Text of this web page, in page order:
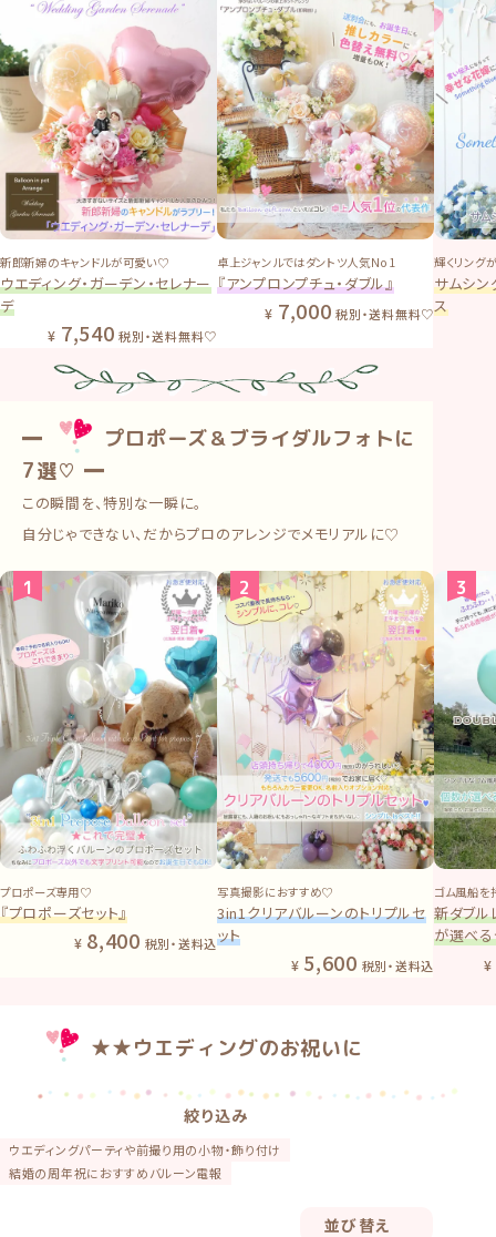
新郎新婦のキャンドルが可愛い♡
ウエディング・ガーデン・セレナー
デ
7,540 税別・送料無料♡
卓上ジャンルではダントツ人気No1
『アンプロンプチュ・ダブル』
7,000 税別・送料無料♡
輝くリング
サムシン
ス
━
プロポーズ＆ブライダルフォトに
7選♡ ━
この瞬間を、特別な一瞬に。
自分じゃできない、だからプロのアレンジでメモリアルに♡
プロポーズ専用♡
『プロポーズセット』
8,400 税別・送料込
写真撮影におすすめ♡
3in1クリアバルーンのトリプルセ
ット
5,600 税別・送料込
ゴム風船を
新ダブル
が選べる
★★ウエディングのお祝いに
絞り込み
ウエディングパーティや前撮り用の小物・飾り付け
結婚の周年祝におすすめバルーン電報
並び替え